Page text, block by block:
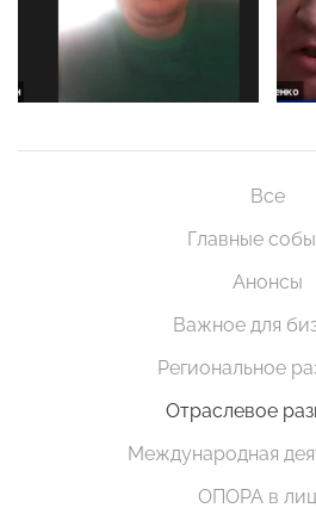
Все
Главные
Анонсы
Важное для
Региональное
Отраслевое
Международная
ОПОРА в